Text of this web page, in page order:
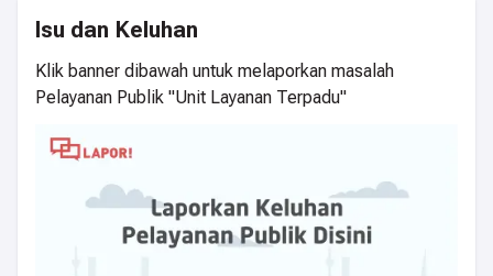
Isu dan Keluhan
Klik banner dibawah untuk melaporkan masalah
Pelayanan Publik "Unit Layanan Terpadu"